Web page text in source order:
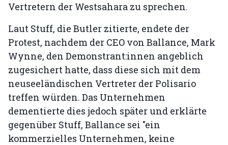
Vertretern der Westsahara zu sprechen.
Laut Stuff, die Butler zitierte, endete der
Protest, nachdem der CEO von Ballance, Mark
Wynne, den Demonstrant:innen angeblich
zugesichert hatte, dass diese sich mit dem
neuseeländischen Vertreter der Polisario
treffen würden. Das Unternehmen
dementierte dies jedoch später und erklärte
gegenüber Stuff, Ballance sei "ein
kommerzielles Unternehmen, keine